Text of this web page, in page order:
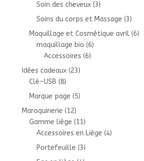
Soin des cheveux (3)
Soins du corps et Massage (3)
Maquillage et Cosmétique avril (6)
maquillage bio (6)
Accessoires (6)
Idées cadeaux (23)
Clé-USB (8)
Marque page (5)
Maroquinerie (12)
Gamme liège (11)
Accessoires en Liège (4)
Portefeuille (3)